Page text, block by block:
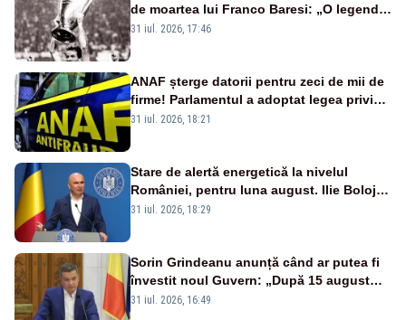
de moartea lui Franco Baresi: „O legendă
a fotbalului mondial”
31 iul. 2026, 17:46
ANAF șterge datorii pentru zeci de mii de
firme! Parlamentul a adoptat legea privind
amnistia fiscală
31 iul. 2026, 18:21
Stare de alertă energetică la nivelul
României, pentru luna august. Ilie Bolojan
a anunțat importuri și posibile restricții –
31 iul. 2026, 18:29
Sorin Grindeanu anunță când ar putea fi
învestit noul Guvern: „După 15 august
sunt șanse mai mari”
31 iul. 2026, 16:49